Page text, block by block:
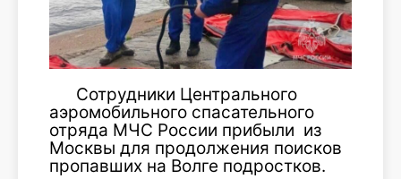
Сотрудники Центрального
аэромобильного спасательного
отряда МЧС России прибыли из
Москвы для продолжения поисков
пропавших на Волге подростков.